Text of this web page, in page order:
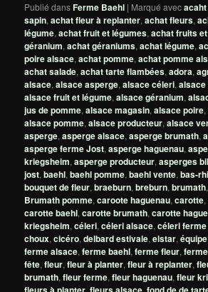
Publié dansFerme Baehl | Marqué avec
sapin,achat fleur à replanter,achat fleurs,
légume,achat fruit et légumes,achat fruits
géranium,achat géraniums,achat légume,
poire alsace,achat pomme,achat pomme
achat salade,achat tarte flambées,adora,
alsace,alsace asperge,alsace céleri,
alsace fruit et légume,alsace géranium,
jus de pomme,alsace magasin,alsace poire,
alsace pomme,alsace producteur,alsace
asperge,asperge alsace,asperge brumath,
asperge ferme Jost,asperge haguenau,
kriegsheim,asperge producteur,asperges
jost,baehl,baehl pomme,baehl vente,bas-
bouquet de fleur,braeburn,breburn,brumath
Brumath pomme,caroote haguenau,carotte,
carotte baehl,carotte brumath,carotte
kriegsheim,céleri,céleri alsace,céleri
choux,cicéro,delbard estivale,elstar,
ferme alsace,ferme baehl,ferme fleur,
fête,fleur,fleur à planter,fleur à replanter,
brumath,fleur ferme,fleur haguenau,fleur